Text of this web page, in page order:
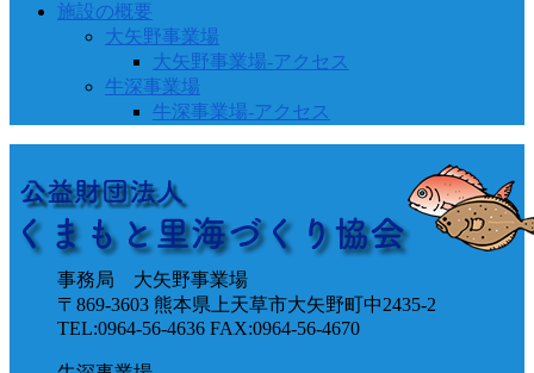
施設の概要
大矢野事業場
大矢野事業場-アクセス
牛深事業場
牛深事業場-アクセス
事務局 大矢野事業場
〒869-3603 熊本県上天草市大矢野町中2435-2
TEL:0964-56-4636 FAX:0964-56-4670